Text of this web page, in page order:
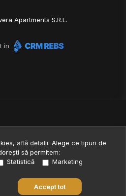
Solicită vizionare
Apartments S.R.L.
în
află detalii. Alege ce tipuri de
să permitem:
Statistică Marketing
Accept tot